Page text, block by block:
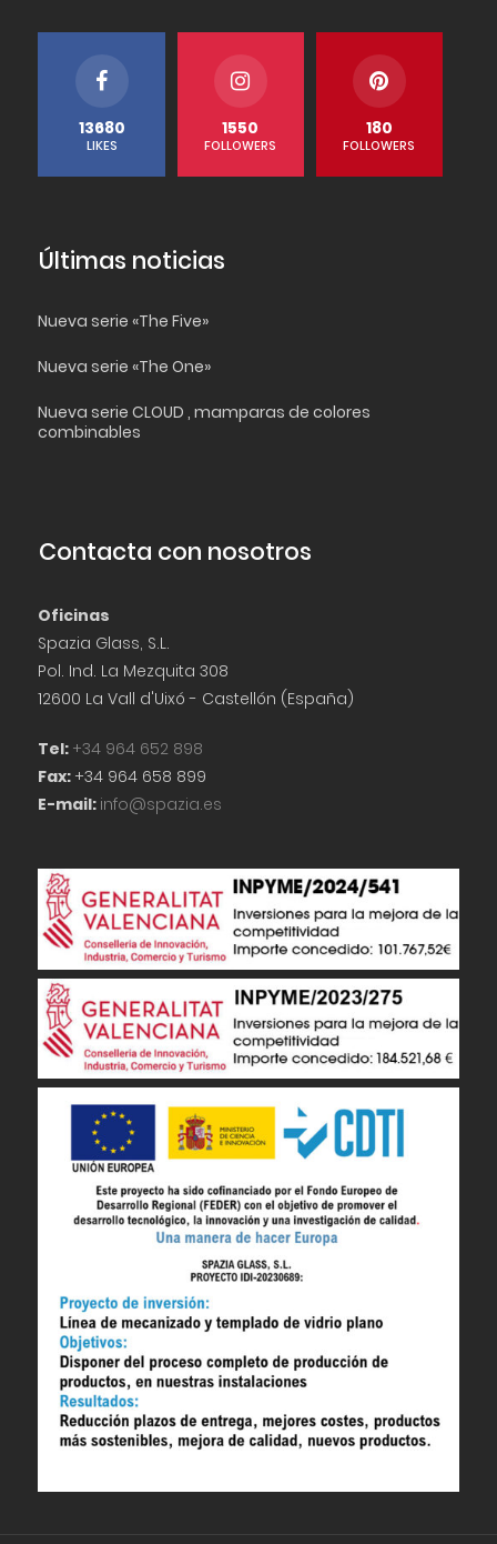
13680
LIKES
1550
FOLLOWERS
180
FOLLOWERS
Últimas noticias
Nueva serie «The Five»
Nueva serie «The One»
Nueva serie CLOUD , mamparas de colores
combinables
Contacta con nosotros
Oficinas
Spazia Glass, S.L.
Pol. Ind. La Mezquita 308
12600 La Vall d'Uixó - Castellón (España)
Tel: +34 964 652 898
Fax: +34 964 658 899
E-mail: info@spazia.es